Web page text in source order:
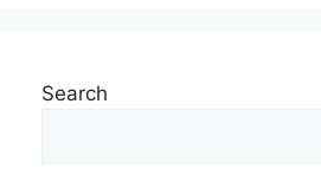
Search